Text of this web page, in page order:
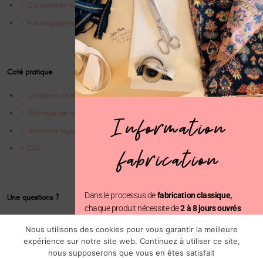
Qui sommes nous ?
Nos engagements
Coté pratique
Livraisons et retrours
Politique de confidentialité
Mentions légales
CGV
Une questions ?
Instagram @Cofinparis
Nous utilisons des cookies pour vous garantir la meilleure
expérience sur notre site web. Continuez à utiliser ce site,
nous supposerons que vous en êtes satisfait
Information
fabrication
Dans le processus defabrication classique,
chaque produit nécessite de2 à 8 jours ouvrés
En revanche, avec lafabrication prioritaire, votre
commande est traitée en seulement2 jours